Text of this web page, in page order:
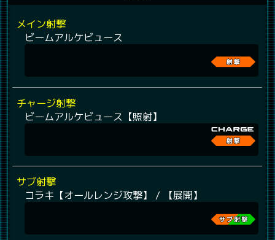
メイン射撃
ビームアルケビュース
チャージ射撃
ビームアルケビュース【照射】
サブ射撃
コラキ【オールレンジ攻撃】 / 【展開】